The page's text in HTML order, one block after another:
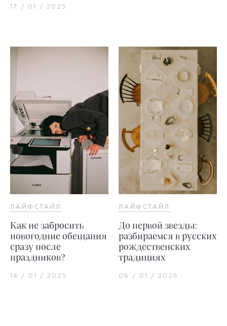
17 / 01 / 2025
ЛАЙФСТАЙЛ
Как не забросить
новогодние обещания
сразу после
праздников?
14 / 01 / 2025
ЛАЙФСТАЙЛ
До первой звезды:
разбираемся в русских
рождественских
традициях
06 / 01 / 2026